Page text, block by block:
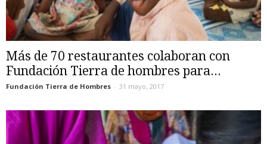
Más de 70 restaurantes colaboran con
Fundación Tierra de hombres para...
Fundación Tierra de Hombres - 31 mayo, 2017